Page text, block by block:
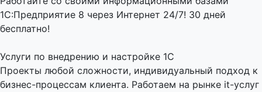
1С:Предприятие 8 через Интернет 24/7! 30 дней
бесплатно!
Услуги по внедрению и настройке 1С
Проекты любой сложности, индивидуальный подход к
бизнес-процессам клиента. Работаем на рынке it-услуг